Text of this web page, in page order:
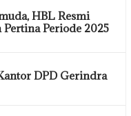
HBL Resmi
Periode 2025
DPD Gerindra